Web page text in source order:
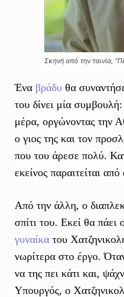
Σκηνή από την ταινία,
Ένα βράδυ θα
του δίνει μία
μέρα, οργώνοντας την
ο γιος της και τον
που του άρεσε πολύ.
εκείνος παραιτείται
Από την άλλη, ο
σπίτι του. Εκεί θα
γυναίκα του
νωρίτερα στο έργο.
να της πει κάτι και,
Υπουργός, ο